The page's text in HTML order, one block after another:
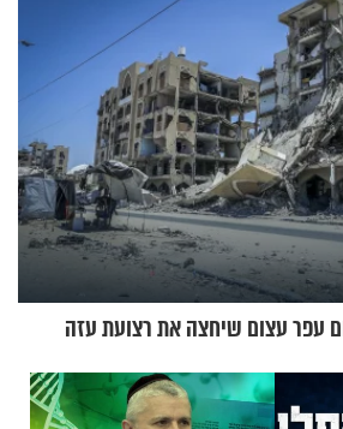
עפר עצום שיחצה את רצועת עזה